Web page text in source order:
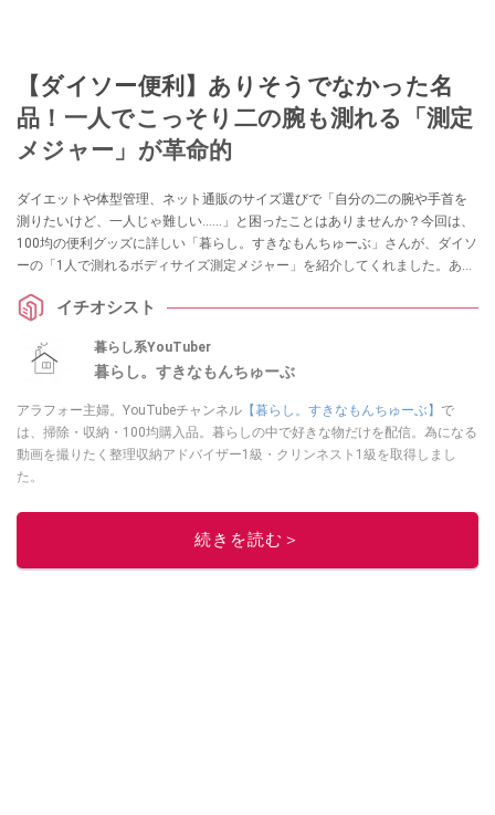
【ダイソー便利】ありそうでなかった名
品！一人でこっそり二の腕も測れる「測定
メジャー」が革命的
ダイエットや体型管理、ネット通販のサイズ選びで「自分の二の腕や手首を
測りたいけど、一人じゃ難しい……」と困ったことはありませんか？今回は、
100均の便利グッズに詳しい「暮らし。すきなもんちゅーぶ」さんが、ダイソ
ーの「1人で測れるボディサイズ測定メジャー」を紹介してくれました。あり
家に一台レベルの重宝アイテムです！
イチオシスト
暮らし系YouTuber
暮らし。すきなもんちゅーぶ
アラフォー主婦。YouTubeチャンネル 【暮らし。すきなもんちゅーぶ】 で
は、掃除・収納・100均購入品。暮らしの中で好きな物だけを配信。為になる
動画を撮りたく整理収納アドバイザー1級・クリンネスト1級を取得しまし
た。
このイチオシストの他の記事を読む
続きを読む＞